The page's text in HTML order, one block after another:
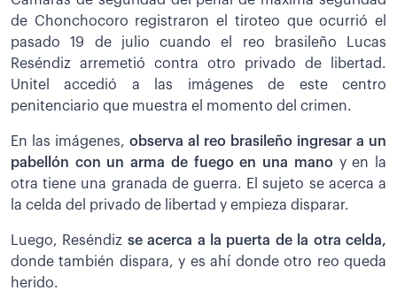
de Chonchocoro registraron el tiroteo que ocurrió el
pasado 19 de julio cuando el reo brasileño Lucas
Reséndiz arremetió contra otro privado de libertad.
Unitel accedió a las imágenes de este centro
penitenciario que muestra el momento del crimen.
En las imágenes, observa al reo brasileño ingresar a un
pabellón con un arma de fuego en una mano y en la
otra tiene una granada de guerra. El sujeto se acerca a
la celda del privado de libertad y empieza disparar.
Luego, Reséndiz se acerca a la puerta de la otra celda,
donde también dispara, y es ahí donde otro reo queda
herido.